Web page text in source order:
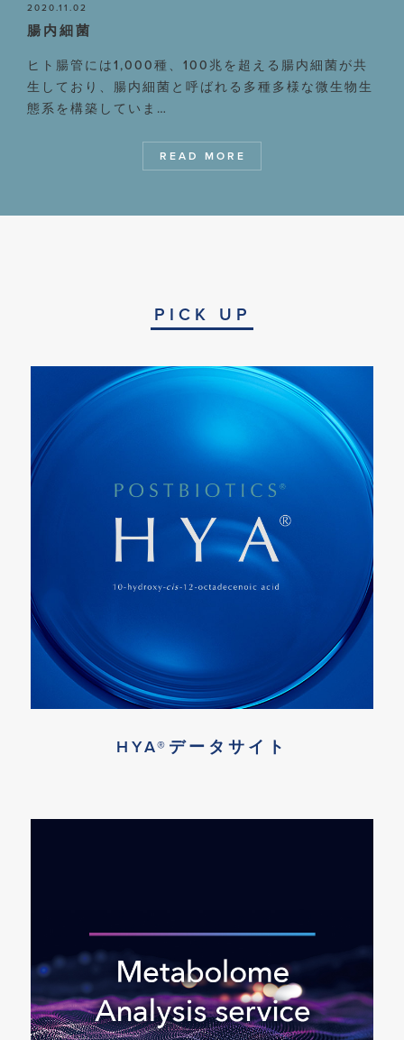
2020.11.02
腸内細菌
ヒト腸管には1,000種、100兆を超える腸内細菌が共
生しており、腸内細菌と呼ばれる多種多様な微生物生
態系を構築していま…
READ MORE
PICK UP
HYA®データサイト